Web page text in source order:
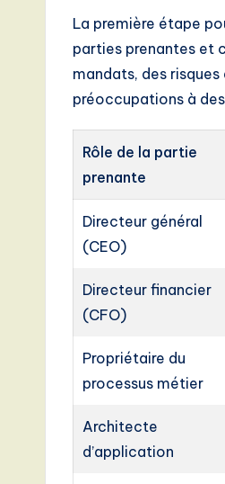
La première étape
parties prenantes et
mandats, des
préoccupations à
Rôle de la partie
prenante
Directeur général
(CEO)
Directeur financier
(CFO)
Propriétaire du
processus métier
Architecte
d’application